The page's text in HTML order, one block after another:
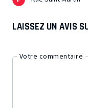
LAISSEZ UN AVIS
Votre commentaire